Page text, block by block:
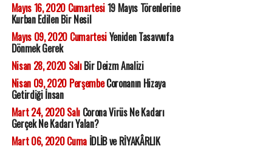
Mayıs 16, 2020 Cumartesi19 Mayıs Törenlerine
Kurban Edilen Bir Nesil
Mayıs 09, 2020 CumartesiYeniden Tasavvufa
Dönmek Gerek
Nisan 28, 2020 SalıBir Deizm Analizi
Nisan 09, 2020 PerşembeCoronanın Hizaya
Getirdiği İnsan
Mart 24, 2020 SalıCorona Virüs Ne Kadarı
Gerçek Ne Kadarı Yalan?
Mart 06, 2020 CumaİDLİB ve RİYAKÂRLIK